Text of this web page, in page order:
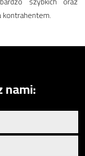
kontrahentem.
nami: